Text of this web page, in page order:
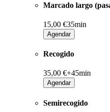
Marcado largo
15,00 €35min
Agendar
Recogido
35,00 €+45min
Agendar
Semirecogido